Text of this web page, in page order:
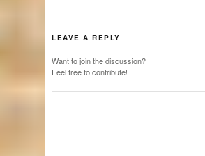
LEAVE A REPLY
Want to join the discussion?
Feel free to contribute!